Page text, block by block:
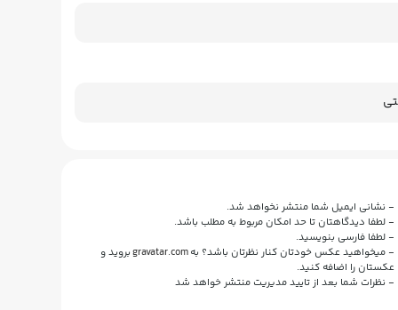
- نشانی ایمیل شما منتشر نخواهد شد.
- لطفا دیدگاهتان تا حد امکان مربوط به مطلب باشد.
- لطفا فارسی بنویسید.
- میخواهید عکس خودتان کنار نظرتان باشد؟ بهgravatar.comبروید و
عکستان را اضافه کنید.
- نظرات شما بعد از تایید مدیریت منتشر خواهد شد